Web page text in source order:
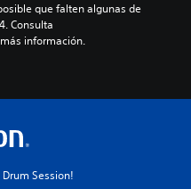
que falten algunas de
Consulta
información.
Session!